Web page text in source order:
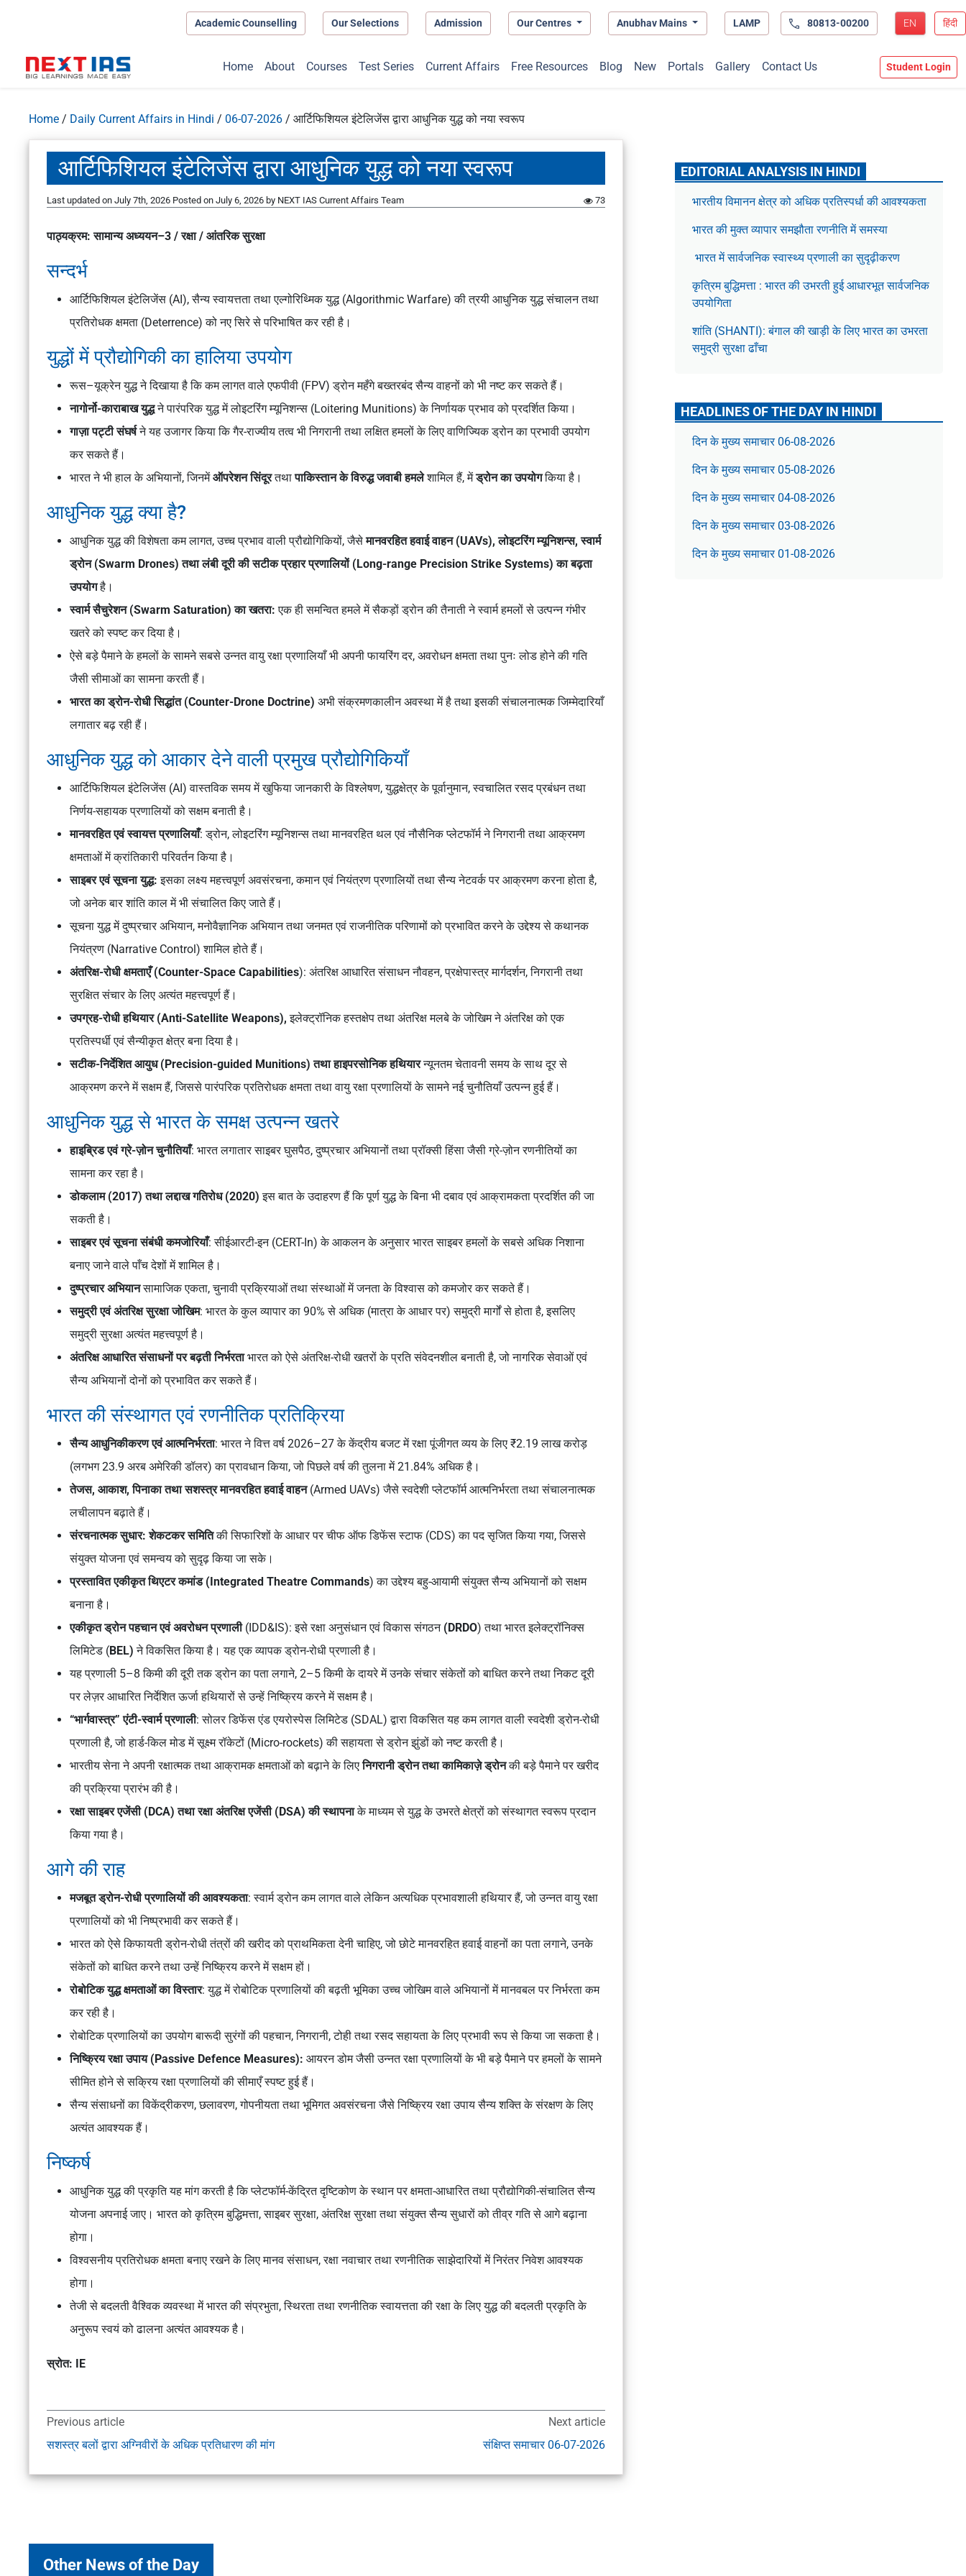
Academic Counselling Our Selections Admission Our Centres Anubhav Mains LAMP 80813-00200 EN हिंदी
Home About Courses Test Series Current Affairs Free Resources Blog New Portals Gallery Contact Us Student Login
Home / Daily Current Affairs in Hindi / 06-07-2026 / आर्टिफिशियल इंटेलिजेंस द्वारा आधुनिक युद्ध को नया स्वरूप
आर्टिफिशियल इंटेलिजेंस द्वारा आधुनिक युद्ध को नया स्वरूप
Last updated on July 7th, 2026 Posted on July 6, 2026 by NEXT IAS Current Affairs Team 73
पाठ्यक्रम: सामान्य अध्ययन–3 / रक्षा / आंतरिक सुरक्षा
सन्दर्भ
आर्टिफिशियल इंटेलिजेंस (AI), सैन्य स्वायत्तता तथा एल्गोरिथ्मिक युद्ध (Algorithmic Warfare) की त्रयी आधुनिक युद्ध संचालन तथा
प्रतिरोधक क्षमता (Deterrence) को नए सिरे से परिभाषित कर रही है।
युद्धों में प्रौद्योगिकी का हालिया उपयोग
रूस–यूक्रेन युद्ध ने दिखाया है कि कम लागत वाले एफपीवी (FPV) ड्रोन महँगे बख्तरबंद सैन्य वाहनों को भी नष्ट कर सकते हैं।
नागोर्नो-काराबाख युद्धने पारंपरिक युद्ध में लोइटरिंग म्यूनिशन्स (Loitering Munitions) के निर्णायक प्रभाव को प्रदर्शित किया।
गाज़ा पट्टी संघर्षने यह उजागर किया कि गैर-राज्यीय तत्व भी निगरानी तथा लक्षित हमलों के लिए वाणिज्यिक ड्रोन का प्रभावी उपयोग
कर सकते हैं।
भारत ने भी हाल के अभियानों, जिनमेंऑपरेशन सिंदूरतथापाकिस्तान के विरुद्ध जवाबी हमलेशामिल हैं, मेंड्रोन का उपयोगकिया है।
आधुनिक युद्ध क्या है?
आधुनिक युद्ध की विशेषता कम लागत, उच्च प्रभाव वाली प्रौद्योगिकियों, जैसेमानवरहित हवाई वाहन (UAVs), लोइटरिंग म्यूनिशन्स, स्वार्म
ड्रोन (Swarm Drones) तथा लंबी दूरी की सटीक प्रहार प्रणालियों (Long-range Precision Strike Systems) का बढ़ता
उपयोगहै।
स्वार्म सैचुरेशन (Swarm Saturation) का खतरा: एक ही समन्वित हमले में सैकड़ों ड्रोन की तैनाती ने स्वार्म हमलों से उत्पन्न गंभीर
खतरे को स्पष्ट कर दिया है।
ऐसे बड़े पैमाने के हमलों के सामने सबसे उन्नत वायु रक्षा प्रणालियाँ भी अपनी फायरिंग दर, अवरोधन क्षमता तथा पुनः लोड होने की गति
जैसी सीमाओं का सामना करती हैं।
भारत का ड्रोन-रोधी सिद्धांत (Counter-Drone Doctrine) अभी संक्रमणकालीन अवस्था में है तथा इसकी संचालनात्मक जिम्मेदारियाँ
लगातार बढ़ रही हैं।
आधुनिक युद्ध को आकार देने वाली प्रमुख प्रौद्योगिकियाँ
आर्टिफिशियल इंटेलिजेंस (AI) वास्तविक समय में खुफिया जानकारी के विश्लेषण, युद्धक्षेत्र के पूर्वानुमान, स्वचालित रसद प्रबंधन तथा
निर्णय-सहायक प्रणालियों को सक्षम बनाती है।
मानवरहित एवं स्वायत्त प्रणालियाँ: ड्रोन, लोइटरिंग म्यूनिशन्स तथा मानवरहित थल एवं नौसैनिक प्लेटफॉर्म ने निगरानी तथा आक्रमण
क्षमताओं में क्रांतिकारी परिवर्तन किया है।
साइबर एवं सूचना युद्ध: इसका लक्ष्य महत्त्वपूर्ण अवसंरचना, कमान एवं नियंत्रण प्रणालियों तथा सैन्य नेटवर्क पर आक्रमण करना होता है,
जो अनेक बार शांति काल में भी संचालित किए जाते हैं।
सूचना युद्ध में दुष्प्रचार अभियान, मनोवैज्ञानिक अभियान तथा जनमत एवं राजनीतिक परिणामों को प्रभावित करने के उद्देश्य से कथानक
नियंत्रण (Narrative Control) शामिल होते हैं।
अंतरिक्ष-रोधी क्षमताएँ (Counter-Space Capabilities): अंतरिक्ष आधारित संसाधन नौवहन, प्रक्षेपास्त्र मार्गदर्शन, निगरानी तथा
सुरक्षित संचार के लिए अत्यंत महत्त्वपूर्ण हैं।
उपग्रह-रोधी हथियार (Anti-Satellite Weapons), इलेक्ट्रॉनिक हस्तक्षेप तथा अंतरिक्ष मलबे के जोखिम ने अंतरिक्ष को एक
प्रतिस्पर्धी एवं सैन्यीकृत क्षेत्र बना दिया है।
सटीक-निर्देशित आयुध (Precision-guided Munitions) तथा हाइपरसोनिक हथियारन्यूनतम चेतावनी समय के साथ दूर से
आक्रमण करने में सक्षम हैं, जिससे पारंपरिक प्रतिरोधक क्षमता तथा वायु रक्षा प्रणालियों के सामने नई चुनौतियाँ उत्पन्न हुई हैं।
आधुनिक युद्ध से भारत के समक्ष उत्पन्न खतरे
हाइब्रिड एवं ग्रे-ज़ोन चुनौतियाँ: भारत लगातार साइबर घुसपैठ, दुष्प्रचार अभियानों तथा प्रॉक्सी हिंसा जैसी ग्रे-ज़ोन रणनीतियों का
सामना कर रहा है।
डोकलाम (2017) तथा लद्दाख गतिरोध (2020) इस बात के उदाहरण हैं कि पूर्ण युद्ध के बिना भी दबाव एवं आक्रामकता प्रदर्शित की जा
सकती है।
साइबर एवं सूचना संबंधी कमजोरियाँ: सीईआरटी-इन (CERT-In) के आकलन के अनुसार भारत साइबर हमलों के सबसे अधिक निशाना
बनाए जाने वाले पाँच देशों में शामिल है।
दुष्प्रचार अभियानसामाजिक एकता, चुनावी प्रक्रियाओं तथा संस्थाओं में जनता के विश्वास को कमजोर कर सकते हैं।
समुद्री एवं अंतरिक्ष सुरक्षा जोखिम: भारत के कुल व्यापार का 90% से अधिक (मात्रा के आधार पर) समुद्री मार्गों से होता है, इसलिए
समुद्री सुरक्षा अत्यंत महत्त्वपूर्ण है।
अंतरिक्ष आधारित संसाधनों पर बढ़ती निर्भरताभारत को ऐसे अंतरिक्ष-रोधी खतरों के प्रति संवेदनशील बनाती है, जो नागरिक सेवाओं एवं
सैन्य अभियानों दोनों को प्रभावित कर सकते हैं।
भारत की संस्थागत एवं रणनीतिक प्रतिक्रिया
सैन्य आधुनिकीकरण एवं आत्मनिर्भरता: भारत ने वित्त वर्ष 2026–27 के केंद्रीय बजट में रक्षा पूंजीगत व्यय के लिए ₹2.19 लाख करोड़
(लगभग 23.9 अरब अमेरिकी डॉलर) का प्रावधान किया, जो पिछले वर्ष की तुलना में 21.84% अधिक है।
तेजस, आकाश, पिनाका तथा सशस्त्र मानवरहित हवाई वाहन(Armed UAVs) जैसे स्वदेशी प्लेटफॉर्म आत्मनिर्भरता तथा संचालनात्मक
लचीलापन बढ़ाते हैं।
संरचनात्मक सुधार: शेकटकर समितिकी सिफारिशों के आधार पर चीफ ऑफ डिफेंस स्टाफ (CDS) का पद सृजित किया गया, जिससे
संयुक्त योजना एवं समन्वय को सुदृढ़ किया जा सके।
प्रस्तावित एकीकृत थिएटर कमांड (Integrated Theatre Commands) का उद्देश्य बहु-आयामी संयुक्त सैन्य अभियानों को सक्षम
बनाना है।
एकीकृत ड्रोन पहचान एवं अवरोधन प्रणाली(IDD&IS): इसे रक्षा अनुसंधान एवं विकास संगठन (DRDO) तथा भारत इलेक्ट्रॉनिक्स
लिमिटेड (BEL) ने विकसित किया है। यह एक व्यापक ड्रोन-रोधी प्रणाली है।
यह प्रणाली 5–8 किमी की दूरी तक ड्रोन का पता लगाने, 2–5 किमी के दायरे में उनके संचार संकेतों को बाधित करने तथा निकट दूरी
पर लेज़र आधारित निर्देशित ऊर्जा हथियारों से उन्हें निष्क्रिय करने में सक्षम है।
“भार्गवास्त्र” एंटी-स्वार्म प्रणाली: सोलर डिफेंस एंड एयरोस्पेस लिमिटेड (SDAL) द्वारा विकसित यह कम लागत वाली स्वदेशी ड्रोन-रोधी
प्रणाली है, जो हार्ड-किल मोड में सूक्ष्म रॉकेटों (Micro-rockets) की सहायता से ड्रोन झुंडों को नष्ट करती है।
भारतीय सेना ने अपनी रक्षात्मक तथा आक्रामक क्षमताओं को बढ़ाने के लिएनिगरानी ड्रोन तथा कामिकाज़े ड्रोनकी बड़े पैमाने पर खरीद
की प्रक्रिया प्रारंभ की है।
रक्षा साइबर एजेंसी (DCA) तथा रक्षा अंतरिक्ष एजेंसी (DSA) की स्थापनाके माध्यम से युद्ध के उभरते क्षेत्रों को संस्थागत स्वरूप प्रदान
किया गया है।
आगे की राह
मजबूत ड्रोन-रोधी प्रणालियों की आवश्यकता: स्वार्म ड्रोन कम लागत वाले लेकिन अत्यधिक प्रभावशाली हथियार हैं, जो उन्नत वायु रक्षा
प्रणालियों को भी निष्प्रभावी कर सकते हैं।
भारत को ऐसे किफायती ड्रोन-रोधी तंत्रों की खरीद को प्राथमिकता देनी चाहिए, जो छोटे मानवरहित हवाई वाहनों का पता लगाने, उनके
संकेतों को बाधित करने तथा उन्हें निष्क्रिय करने में सक्षम हों।
रोबोटिक युद्ध क्षमताओं का विस्तार: युद्ध में रोबोटिक प्रणालियों की बढ़ती भूमिका उच्च जोखिम वाले अभियानों में मानवबल पर निर्भरता कम
कर रही है।
रोबोटिक प्रणालियों का उपयोग बारूदी सुरंगों की पहचान, निगरानी, टोही तथा रसद सहायता के लिए प्रभावी रूप से किया जा सकता है।
निष्क्रिय रक्षा उपाय (Passive Defence Measures): आयरन डोम जैसी उन्नत रक्षा प्रणालियों के भी बड़े पैमाने पर हमलों के सामने
सीमित होने से सक्रिय रक्षा प्रणालियों की सीमाएँ स्पष्ट हुई हैं।
सैन्य संसाधनों का विकेंद्रीकरण, छलावरण, गोपनीयता तथा भूमिगत अवसंरचना जैसे निष्क्रिय रक्षा उपाय सैन्य शक्ति के संरक्षण के लिए
अत्यंत आवश्यक हैं।
निष्कर्ष
आधुनिक युद्ध की प्रकृति यह मांग करती है कि प्लेटफॉर्म-केंद्रित दृष्टिकोण के स्थान पर क्षमता-आधारित तथा प्रौद्योगिकी-संचालित सैन्य
योजना अपनाई जाए। भारत को कृत्रिम बुद्धिमत्ता, साइबर सुरक्षा, अंतरिक्ष सुरक्षा तथा संयुक्त सैन्य सुधारों को तीव्र गति से आगे बढ़ाना
होगा।
विश्वसनीय प्रतिरोधक क्षमता बनाए रखने के लिए मानव संसाधन, रक्षा नवाचार तथा रणनीतिक साझेदारियों में निरंतर निवेश आवश्यक
होगा।
तेजी से बदलती वैश्विक व्यवस्था में भारत की संप्रभुता, स्थिरता तथा रणनीतिक स्वायत्तता की रक्षा के लिए युद्ध की बदलती प्रकृति के
अनुरूप स्वयं को ढालना अत्यंत आवश्यक है।
स्रोत: IE
Previous article
सशस्त्र बलों द्वारा अग्निवीरों के अधिक प्रतिधारण की मांग
Next article
संक्षिप्त समाचार 06-07-2026
Other News of the Day
EDITORIAL ANALYSIS IN HINDI
भारतीय विमानन क्षेत्र को अधिक प्रतिस्पर्धा की आवश्यकता
भारत की मुक्त व्यापार समझौता रणनीति में समस्या
भारत में सार्वजनिक स्वास्थ्य प्रणाली का सुदृढ़ीकरण
कृत्रिम बुद्धिमत्ता : भारत की उभरती हुई आधारभूत सार्वजनिक
उपयोगिता
शांति (SHANTI): बंगाल की खाड़ी के लिए भारत का उभरता
समुद्री सुरक्षा ढाँचा
HEADLINES OF THE DAY IN HINDI
दिन के मुख्य समाचार 06-08-2026
दिन के मुख्य समाचार 05-08-2026
दिन के मुख्य समाचार 04-08-2026
दिन के मुख्य समाचार 03-08-2026
दिन के मुख्य समाचार 01-08-2026